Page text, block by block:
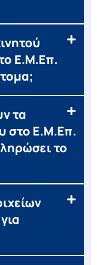
Ε.Μ.Επ.
τα
στο Ε.Μ.Επ.
το